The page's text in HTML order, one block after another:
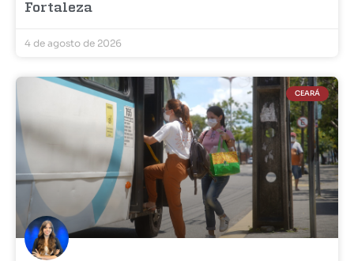
Fortaleza
4 de agosto de 2026
CEARÁ